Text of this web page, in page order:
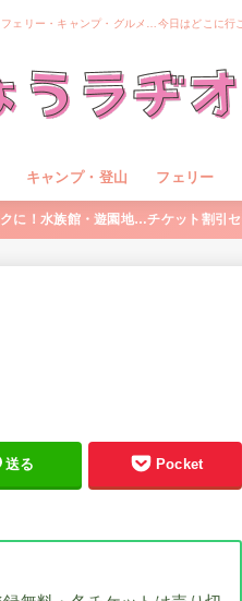
ェリー・キャンプ・グルメ…今日はどこに行
キャンプ・登山 フェリー
に！水族館・遊園地…チケット割引セ
送る Pocket